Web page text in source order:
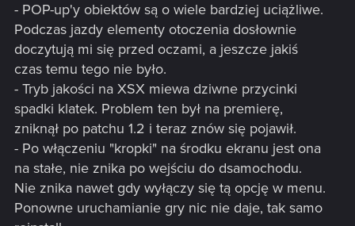
- POP-up'y obiektów są o wiele bardziej uciążliwe.
Podczas jazdy elementy otoczenia dosłownie
doczytują mi się przed oczami, a jeszcze jakiś
czas temu tego nie było.
- Tryb jakości na XSX miewa dziwne przycinki
spadki klatek. Problem ten był na premierę,
zniknął po patchu 1.2 i teraz znów się pojawił.
- Po włączeniu "kropki" na środku ekranu jest ona
na stałe, nie znika po wejściu do dsamochodu.
Nie znika nawet gdy wyłączy się tą opcję w menu.
Ponowne uruchamianie gry nic nie daje, tak samo